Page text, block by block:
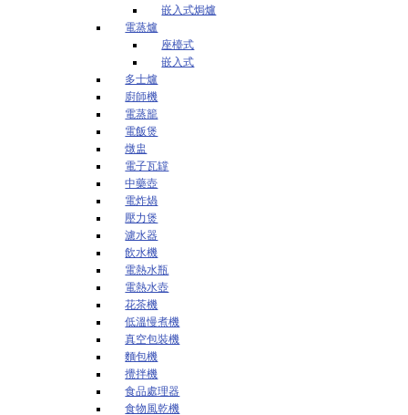
嵌入式焗爐
電蒸爐
座檯式
嵌入式
多士爐
廚師機
電蒸籠
電飯煲
燉盅
電子瓦罉
中藥壺
電炸煱
壓力煲
濾水器
飲水機
電熱水瓶
電熱水壺
花茶機
低溫慢煮機
真空包裝機
麵包機
攪拌機
食品處理器
食物風乾機